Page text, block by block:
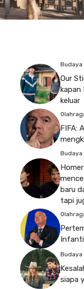
Budaya
Our
kapan
keluar
FIFA:
Budaya
baru
tapi
Budaya
siapa